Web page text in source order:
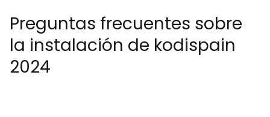
Preguntas frecuentes sobre
la instalación de kodispain
2024